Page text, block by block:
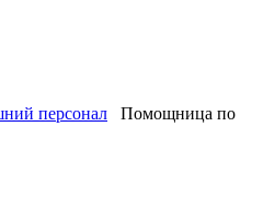
персонал
Помощница по